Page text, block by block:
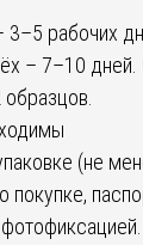
3–5 рабочих
– 7–10
(не
покупке,